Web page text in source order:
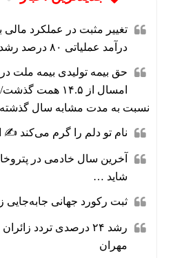
تغییر مثبت در عملکرد مالی
درآمد عملیاتی ۸۰ درصد رشد کرد
حق بیمه تولیدی بیمه ملت
نسبت به مدت مشابه سال گذشته
نام تو دلم را گرم می‌کند ✍️
آخرین سال خادمی در
شاید …
ثبت رکورد جهانی جابه‌جایی
رشد ۲۴ درصدی تردد
مهران